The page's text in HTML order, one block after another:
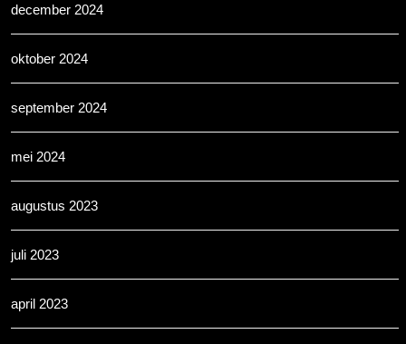
december 2024
oktober 2024
september 2024
mei 2024
augustus 2023
juli 2023
april 2023